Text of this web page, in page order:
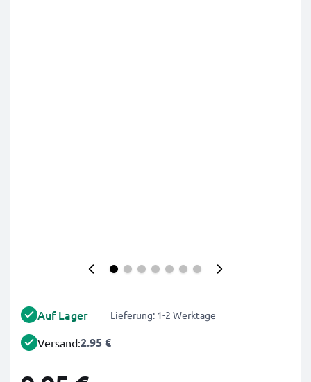
Auf Lager Lieferung: 1-2 Werktage
Versand:2.95 €